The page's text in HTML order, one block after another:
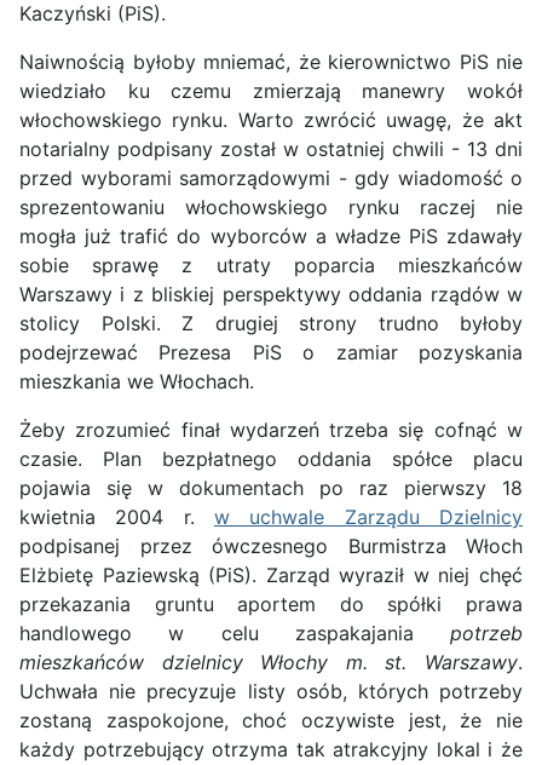
Kaczyński (PiS).
Naiwnością byłoby mniemać, że kierownictwo PiS nie
wiedziało ku czemu zmierzają manewry wokół
włochowskiego rynku. Warto zwrócić uwagę, że akt
notarialny podpisany został w ostatniej chwili - 13 dni
przed wyborami samorządowymi - gdy wiadomość o
sprezentowaniu włochowskiego rynku raczej nie
mogła już trafić do wyborców a władze PiS zdawały
sobie sprawę z utraty poparcia mieszkańców
Warszawy i z bliskiej perspektywy oddania rządów w
stolicy Polski. Z drugiej strony trudno byłoby
podejrzewać Prezesa PiS o zamiar pozyskania
mieszkania we Włochach.
Żeby zrozumieć finał wydarzeń trzeba się cofnąć w
czasie. Plan bezpłatnego oddania spółce placu
pojawia się w dokumentach po raz pierwszy 18
kwietnia 2004 r. w uchwale Zarządu Dzielnicy
podpisanej przez ówczesnego Burmistrza Włoch
Elżbietę Paziewską (PiS). Zarząd wyraził w niej chęć
przekazania gruntu aportem do spółki prawa
handlowego w celu zaspakajania potrzeb
mieszkańców dzielnicy Włochy m. st. Warszawy.
Uchwała nie precyzuje listy osób, których potrzeby
zostaną zaspokojone, choć oczywiste jest, że nie
każdy potrzebujący otrzyma tak atrakcyjny lokal i że